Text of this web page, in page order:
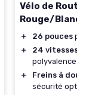
Vélo de
Rouge/Blanc
＋ 26 pouces
＋
24 vitesses
polyvalence
＋
Freins à
sécurité